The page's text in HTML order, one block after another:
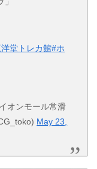
堂トレカ館#ホ
オンモール常滑
May 23,